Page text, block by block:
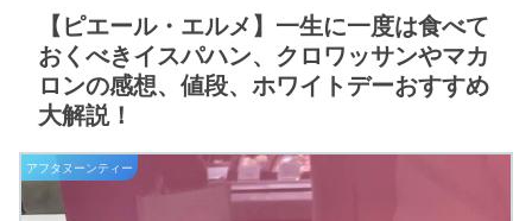
【ピエール・エルメ】一生に一度は食べて
おくべきイスパハン、クロワッサンやマカ
ロンの感想、値段、ホワイトデーおすすめ
大解説！
アフタヌーンティー